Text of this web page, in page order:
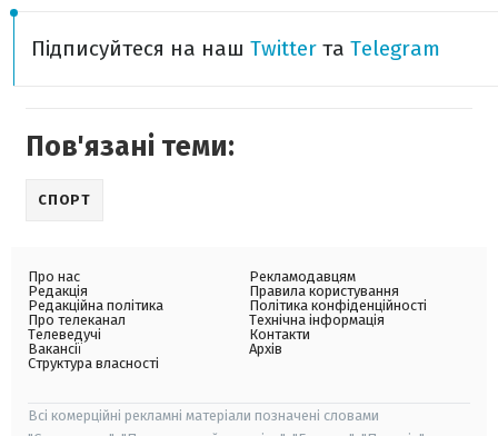
Підписуйтеся на наш Twitter та Telegram
Пов'язані теми:
СПОРТ
Про нас
Редакція
Редакційна політика
Про телеканал
Телеведучі
Вакансії
Структура власності
Рекламодавцям
Правила користування
Політика конфіденційності
Технічна інформація
Контакти
Архів
Всі комерційні рекламні матеріали позначені словами